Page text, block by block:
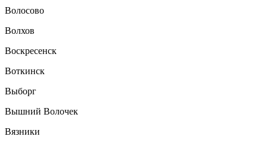
Волосово
Волхов
Воскресенск
Воткинск
Выборг
Вышний Волочек
Вязники